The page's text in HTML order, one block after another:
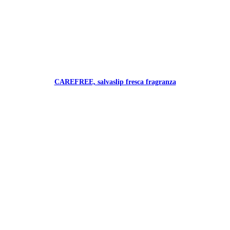
CAREFREE, salvaslip fresca fragranza